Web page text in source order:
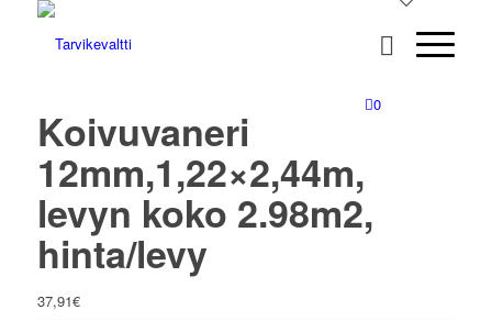
0
Koivuvaneri
12mm,1,22×2,44m,
levyn koko 2.98m2,
hinta/levy
37,91€